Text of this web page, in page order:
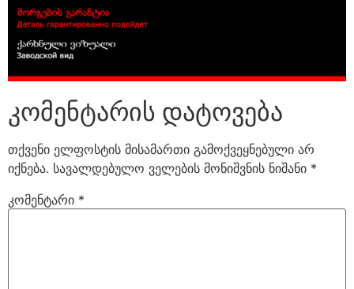
კომენტარის დატოვება
თქვენი ელფოსტის მისამართი გამოქვეყნებული არ
იქნება. სავალდებულო ველების მონიშვნის ნიშანი *
კომენტარი *